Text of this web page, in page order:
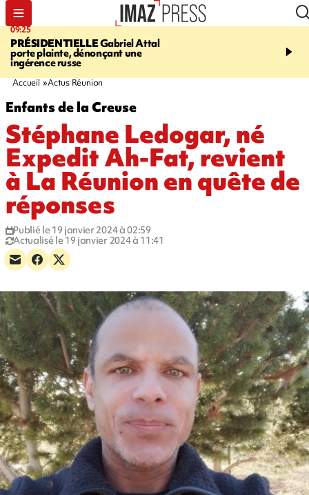
09:25
PRÉSIDENTIELLEGabriel Attal
porte plainte, dénonçant une
ingérence russe
11:43
accident après le virage
Accueil Actus Réunion
Enfants de la Creuse
Stéphane Ledogar, né
Expedit Ah-Fat, revient
à La Réunion en quête de
réponses
Publié le 19 janvier 2024 à 02:59
Actualisé le 19 janvier 2024 à 11:41